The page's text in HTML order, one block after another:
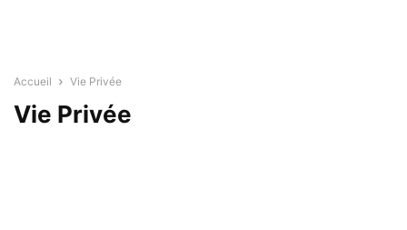
Accueil Vie Privée
Vie Privée